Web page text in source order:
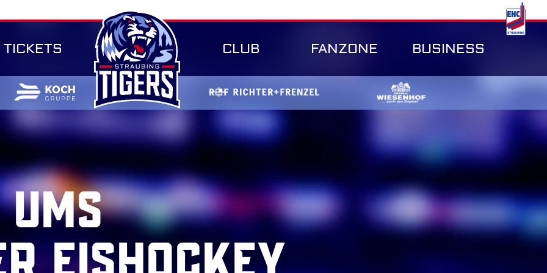
TICKETS CLUB FANZONE BUSINESS
UMS